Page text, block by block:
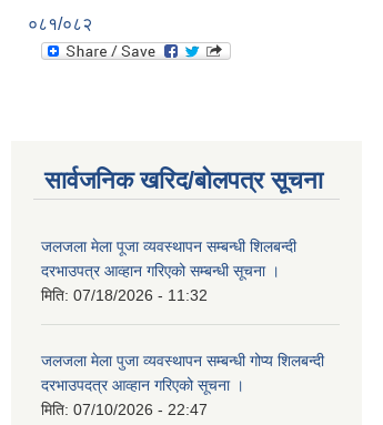
०८१/०८२
सार्वजनिक खरिद/बोलपत्र सूचना
जलजला मेला पूजा व्यवस्थापन सम्बन्धी शिलबन्दी
दरभाउपत्र आव्हान गरिएको सम्बन्धी सूचना ।
मिति: 07/18/2026 - 11:32
जलजला मेला पुजा व्यवस्थापन सम्बन्धी गोप्य शिलबन्दी
दरभाउपदत्र आव्हान गरिएको सूचना ।
मिति: 07/10/2026 - 22:47